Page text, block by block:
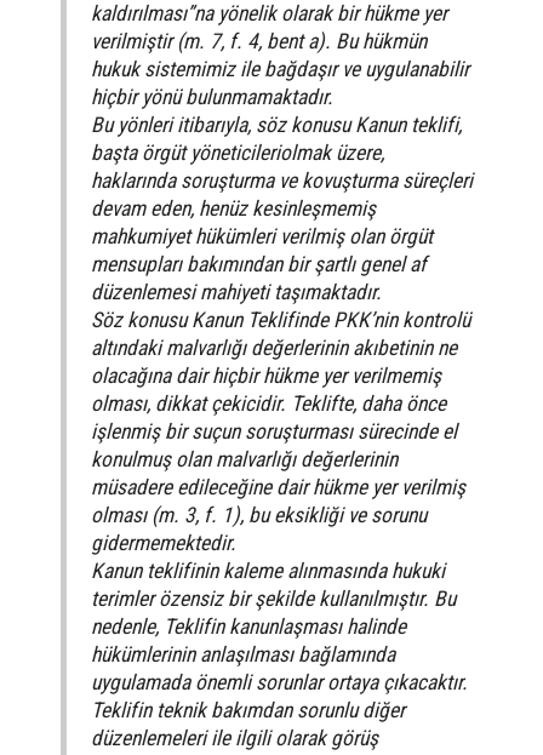
kaldırılması”na yönelik olarak bir hükme yer
verilmiştir (m. 7, f. 4, bent a). Bu hükmün
hukuk sistemimiz ile bağdaşır ve uygulanabilir
hiçbir yönü bulunmamaktadır.
Bu yönleri itibarıyla, söz konusu Kanun teklifi,
başta örgüt yöneticileriolmak üzere,
haklarında soruşturma ve kovuşturma süreçleri
devam eden, henüz kesinleşmemiş
mahkumiyet hükümleri verilmiş olan örgüt
mensupları bakımından bir şartlı genel af
düzenlemesi mahiyeti taşımaktadır.
Söz konusu Kanun Teklifinde PKK’nin kontrolü
altındaki malvarlığı değerlerinin akıbetinin ne
olacağına dair hiçbir hükme yer verilmemiş
olması, dikkat çekicidir. Teklifte, daha önce
işlenmiş bir suçun soruşturması sürecinde el
konulmuş olan malvarlığı değerlerinin
müsadere edileceğine dair hükme yer verilmiş
olması (m. 3, f. 1), bu eksikliği ve sorunu
gidermemektedir.
Kanun teklifinin kaleme alınmasında hukuki
terimler özensiz bir şekilde kullanılmıştır. Bu
nedenle, Teklifin kanunlaşması halinde
hükümlerinin anlaşılması bağlamında
uygulamada önemli sorunlar ortaya çıkacaktır.
Teklifin teknik bakımdan sorunlu diğer
düzenlemeleri ile ilgili olarak görüş